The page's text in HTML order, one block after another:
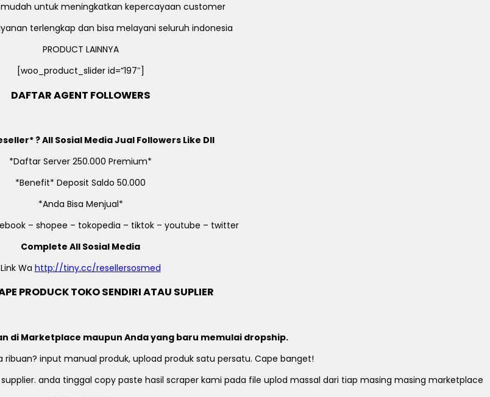
untuk meningkatkan kepercayaan customer
terlengkap dan bisa melayani seluruh indonesia
PRODUCT LAINNYA
[woo_product_slider id=”197″]
DAFTAR AGENT FOLLOWERS
? All Sosial Media Jual Followers Like Dll
*Daftar Server 250.000 Premium*
*Benefit* Deposit Saldo 50.000
*Anda Bisa Menjual*
– shopee – tokopedia – tiktok – youtube – twitter
Complete All Sosial Media
Link Wa http://tiny.cc/resellersosmed
PRODUCK TOKO SENDIRI ATAU SUPLIER
di Marketplace maupun Anda yang baru memulai dropship.
ribuan? input manual produk, upload produk satu persatu. Cape banget!
anda tinggal copy paste hasil scraper kami pada file uplod massal dari tiap masing masing marketplace